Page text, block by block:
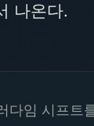
나온다.
임 시프트